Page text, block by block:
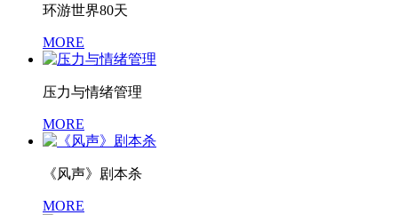
环游世界80天
MORE
压力与情绪管理
MORE
《风声》剧本杀
MORE